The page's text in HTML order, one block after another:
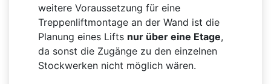
weitere Voraussetzung für eine
Treppenliftmontage an der Wand ist die
Planung eines Lifts nur über eine Etage,
da sonst die Zugänge zu den einzelnen
Stockwerken nicht möglich wären.